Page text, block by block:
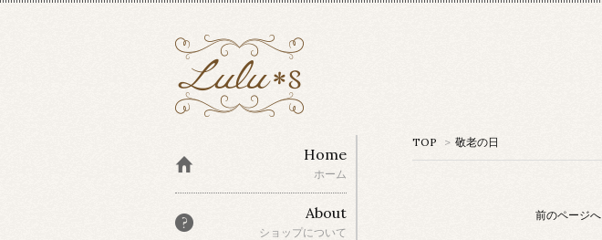
TOP > 敬老の日
前のページへ
Home
ホーム
About
ショップについて